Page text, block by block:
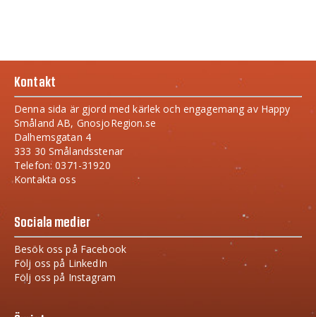
Kontakt
Denna sida är gjord med kärlek och engagemang av Happy
Småland AB, GnosjoRegion.se
Dalhemsgatan 4
333 30 Smålandsstenar
Telefon: 0371-31920
Kontakta oss
Sociala medier
Besök oss på Facebook
Följ oss på LinkedIn
Följ oss på Instagram